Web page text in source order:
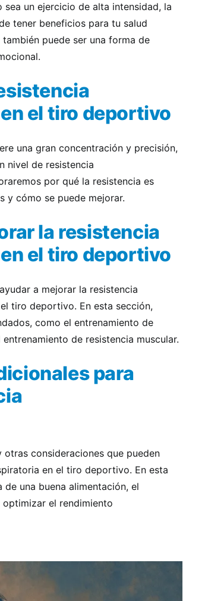
un ejercicio de alta intensidad, la
tener beneficios para tu salud
puede ser una forma de
el tiro deportivo
una gran concentración y precisión,
nivel de resistencia
por qué la resistencia es
y cómo se puede mejorar.
la resistencia
el tiro deportivo
a mejorar la resistencia
tiro deportivo. En esta sección,
como el entrenamiento de
de resistencia muscular.
para
consideraciones que pueden
en el tiro deportivo. En esta
una buena alimentación, el
el rendimiento